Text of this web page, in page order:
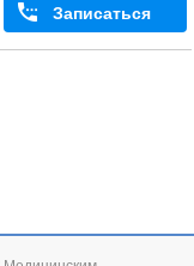
Записаться